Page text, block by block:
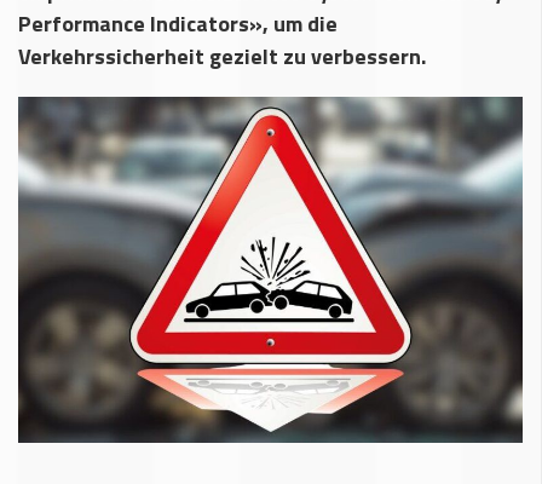
Performance Indicators», um die
Verkehrssicherheit gezielt zu verbessern.